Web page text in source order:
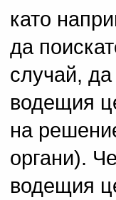
като
да
случай,
водещия
на
органи).
водещия